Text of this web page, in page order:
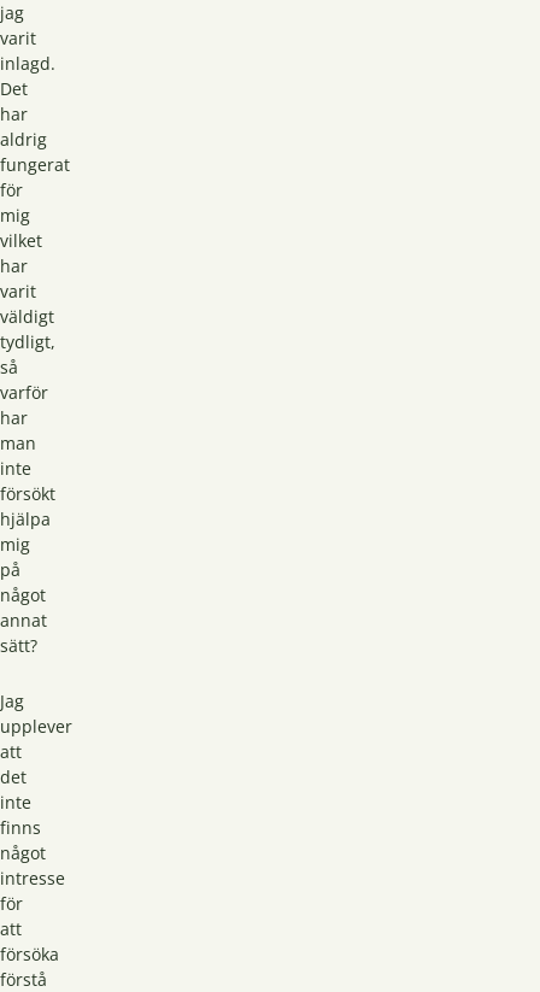
jag
varit
inlagd.
Det
har
aldrig
fungerat
för
mig
vilket
har
varit
väldigt
tydligt,
så
varför
har
man
inte
försökt
hjälpa
mig
på
något
annat
sätt?
Jag
upplever
att
det
inte
finns
något
intresse
för
att
försöka
förstå